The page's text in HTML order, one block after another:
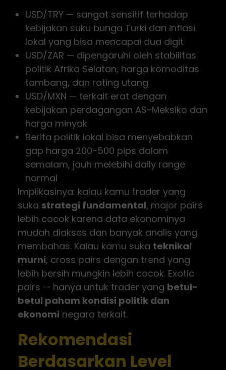
USD/TRY — sangat sensitif terhadap
kebijakan suku bunga Turki dan inflasi
lokal yang bisa mencapai dua digit
USD/ZAR — dipengaruhi oleh stabilitas
politik Afrika Selatan, harga komoditas
tambang, dan rating utang
USD/MXN — terkait erat dengan
kebijakan perdagangan AS-Meksiko dan
harga minyak
Berita politik lokal bisa menyebabkan
gap harga 200-500 pips dalam
semalam, jauh melebihi daily range
normal
Implikasinya: kalau kamu trader yang
suka strategi fundamental, major pairs
lebih cocok karena data ekonominya
mudah diakses dan banyak analis yang
membahas. Kalau kamu suka teknikal
murni, cross pairs dengan trend yang
lebih bersih mungkin lebih cocok. Exotic
pairs — hanya untuk trader yang betul-
betul paham kondisi politik dan
ekonomi negara terkait.
Rekomendasi
Berdasarkan Level